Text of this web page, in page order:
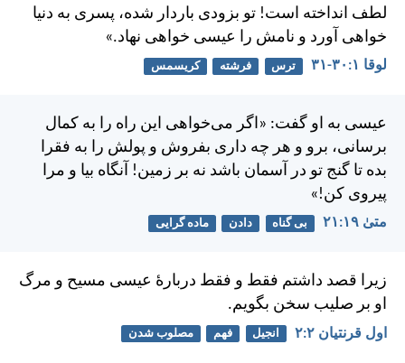
لطف انداخته است! تو بزودی باردار شده، پسری به دنیا
خواهی آورد و نامش را عيسی خواهی نهاد.»
لوقا ۱:‏۳۰-‏۳۱ ترس فرشته کریسمس
عيسی به او گفت: «اگر می‌خواهی اين راه را به كمال
برسانی، برو و هر چه داری بفروش و پولش را به فقرا
بده تا گنج تو در آسمان باشد نه بر زمين! آنگاه بيا و مرا
پيروی كن!»
متی‌ٰ ۱۹:‏۲۱ بی گناه دادن ماده گرایی
زيرا قصد داشتم فقط و فقط دربارهٔ عيسی مسيح و مرگ
او بر صليب سخن بگويم.
اول قرنتیان ۲:‏۲ انجیل فهم مصلوب شدن